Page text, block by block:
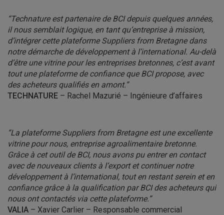
“Technature est partenaire de BCI depuis quelques années,
il nous semblait logique, en tant qu’entreprise à mission,
d’intégrer cette plateforme Suppliers from Bretagne dans
notre démarche de développement à l’international. Au-delà
d’être une vitrine pour les entreprises bretonnes, c’est avant
tout une plateforme de confiance que BCI propose, avec
des acheteurs qualifiés en amont.”
TECHNATURE – Rachel Mazurié – Ingénieure d’affaires
“La plateforme Suppliers from Bretagne est une excellente
vitrine pour nous, entreprise agroalimentaire bretonne.
Grâce à cet outil de BCI, nous avons pu entrer en contact
avec de nouveaux clients à l’export et continuer notre
développement à l’international, tout en restant serein et en
confiance grâce à la qualification par BCI des acheteurs qui
nous ont contactés via cette plateforme.”
VALIA – Xavier Carlier – Responsable commercial